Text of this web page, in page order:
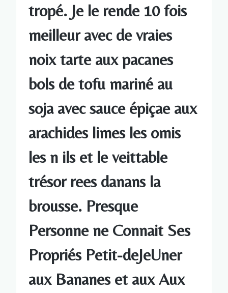
tropé. Je le rende 10 fois
meilleur avec de vraies
noix tarte aux pacanes
bols de tofu mariné au
soja avec sauce épiçae aux
arachides limes les omis
les n ils et le veittable
trésor rees danans la
brousse. Presque
Personne ne Connait Ses
Propriés Petit-deJeUner
aux Bananes et aux Aux